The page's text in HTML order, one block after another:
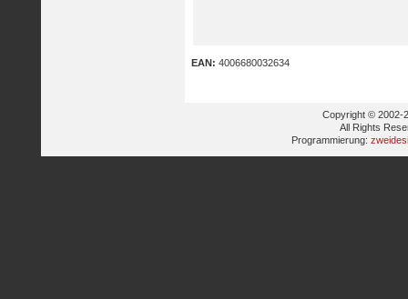
EAN: 4006680032634
Copyright © 2002-
All Rights
Programmierung: